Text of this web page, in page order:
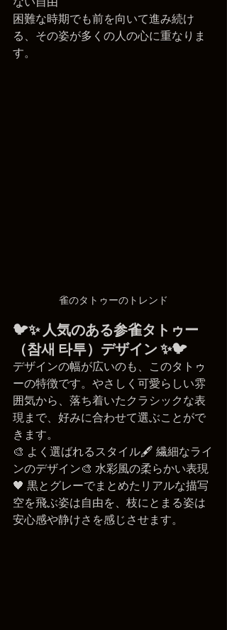
困難な時期でも前を向いて進み続け
る、その姿が多くの人の心に重なりま
す。
雀のタトゥーのトレンド
🐦✨ 人気のある参雀タトゥー
（참새 타투）デザイン ✨🐦
デザインの幅が広いのも、このタトゥ
ーの特徴です。やさしく可愛らしい雰
囲気から、落ち着いたクラシックな表
現まで、好みに合わせて選ぶことがで
きます。
🎨 よく選ばれるスタイル🖋️ 繊細なライ
ンのデザイン🎨 水彩風の柔らかい表現
🖤 黒とグレーでまとめたリアルな描写
空を飛ぶ姿は自由を、枝にとまる姿は
安心感や静けさを感じさせます。